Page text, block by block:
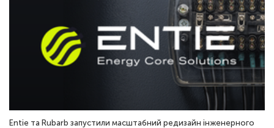
Entie та Rubarb запустили масштабний редизайн інженерного